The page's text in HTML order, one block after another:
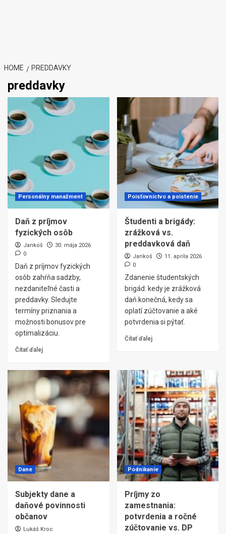
HOME PREDDAVKY
preddavky
Personálny manažment
Daň z príjmov
fyzických osôb
Jankoš
30. mája 2026
0
Daň z príjmov fyzických
osôb zahŕňa sadzby,
nezdaniteľné časti a
preddavky. Sledujte
termíny priznania a
možnosti bonusov pre
optimalizáciu.
Čítať ďalej
Poisťovníctvo a poistenie
Študenti a brigády:
zrážková vs.
preddavková daň
Jankoš
11. apríla 2026
0
Zdanenie študentských
brigád: kedy je zrážková
daň konečná, kedy sa
oplatí zúčtovanie a aké
potvrdenia si pýtať.
Čítať ďalej
Dane
Subjekty dane a
daňové povinnosti
občanov
Lukáš Kroc
Podnikanie
Príjmy zo
zamestnania:
potvrdenia a ročné
zúčtovanie vs. DP